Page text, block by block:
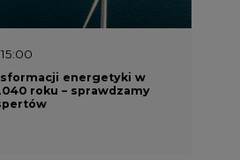
energetyki w
roku – sprawdzamy